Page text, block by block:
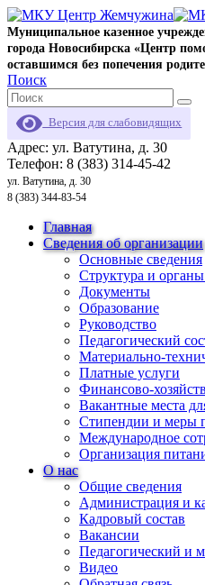
Муниципальное казенное
города Новосибирска «Центр
оставшимся без попечения
Поиск
Версия для слабовидящих
Адрес: ул. Ватутина, д. 30
Телефон: 8 (383) 314-45-42
ул. Ватутина, д. 30
8 (383) 344-83-54
Главная
Сведения об организации
Основные сведения
Структура и
Документы
Образование
Руководство
Педагогический
Материально-
Платные услуги
Финансово-
Вакантные места
Стипендии и меры
Международное
Организация
О нас
Общие сведения
Администрация и
Кадровый состав
Вакансии
Педагогический и
Видео